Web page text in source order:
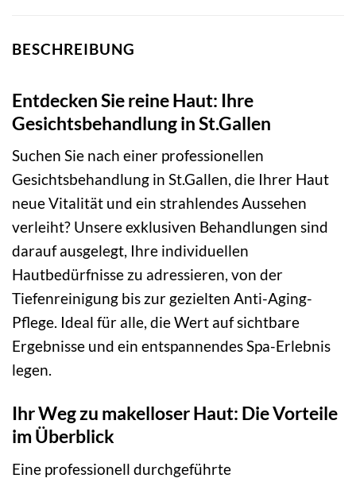
BESCHREIBUNG
Entdecken Sie reine Haut: Ihre
Gesichtsbehandlung in St.Gallen
Suchen Sie nach einer professionellen
Gesichtsbehandlung in St.Gallen, die Ihrer Haut
neue Vitalität und ein strahlendes Aussehen
verleiht? Unsere exklusiven Behandlungen sind
darauf ausgelegt, Ihre individuellen
Hautbedürfnisse zu adressieren, von der
Tiefenreinigung bis zur gezielten Anti-Aging-
Pflege. Ideal für alle, die Wert auf sichtbare
Ergebnisse und ein entspannendes Spa-Erlebnis
legen.
Ihr Weg zu makelloser Haut: Die Vorteile
im Überblick
Eine professionell durchgeführte